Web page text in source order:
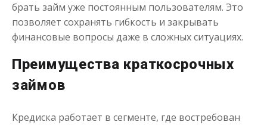
брать займ уже постоянным пользователям. Это
позволяет сохранять гибкость и закрывать
финансовые вопросы даже в сложных ситуациях.
Преимущества краткосрочных
займов
Кредиска работает в сегменте, где востребован